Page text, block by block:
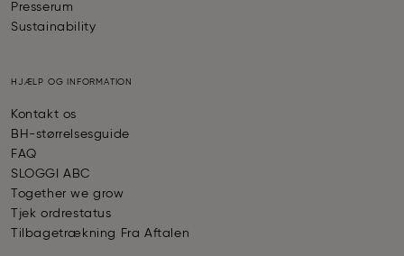
Presserum
Sustainability
HJÆLP OG INFORMATION
Kontakt os
BH-størrelsesguide
FAQ
SLOGGI ABC
Together we grow
Tjek ordrestatus
Tilbagetrækning Fra Aftalen